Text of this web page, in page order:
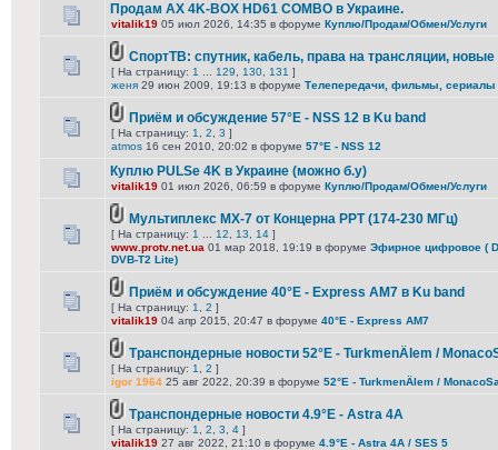
Продам AX 4K-BOX HD61 COMBO в Украине.
vitalik19 05 июл 2026, 14:35 в форуме Куплю/Продам/Обмен/Услуги
СпортТВ: спутник, кабель, права на трансляции,
[ На страницу: 1 129 130 131 ]
женя 29 июн 2009, 19:13 в форуме Телепередачи, фильмы, сериалы
Приём и обсуждение 57°E - NSS 12 в Ku band
[ На страницу: 1 2 3 ]
atmos 16 сен 2010, 20:02 в форуме 57°E - NSS 12
Куплю PULSe 4K в Украине (можно б.у)
vitalik19 01 июл 2026, 06:59 в форуме Куплю/Продам/Обмен/Услуги
Мультиплекс МХ-7 от Концерна РРТ (174-230 МГц)
[ На страницу: 1 12 13 14 ]
www.protv.net.ua 01 мар 2018, 19:19 в форуме Эфирное цифровое (
DVB-T2 Lite)
Приём и обсуждение 40°E - Express AM7 в Ku band
[ На страницу: 1 2 ]
vitalik19 04 апр 2015, 20:47 в форуме 40°E - Express AM7
Транспондерные новости 52°E - TurkmenÄlem /
[ На страницу: 1 2 ]
igor 1964 25 авг 2022, 20:39 в форуме 52°E - TurkmenÄlem /
Транспондерные новости 4.9°E - Astra 4A
[ На страницу: 1 2 3 4 ]
vitalik19 27 авг 2022, 21:10 в форуме 4.9°E - Astra 4A / SES 5